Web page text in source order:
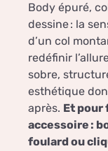
Body épuré,
dessine : la
d’un col
redéfinir
sobre,
esthétique
après. Et pour
accessoire :
foulard ou